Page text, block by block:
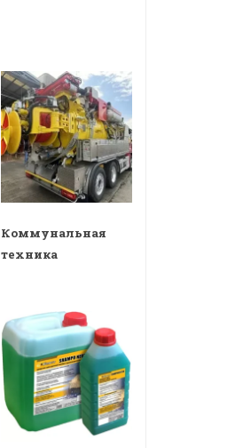
Коммунальная
техника